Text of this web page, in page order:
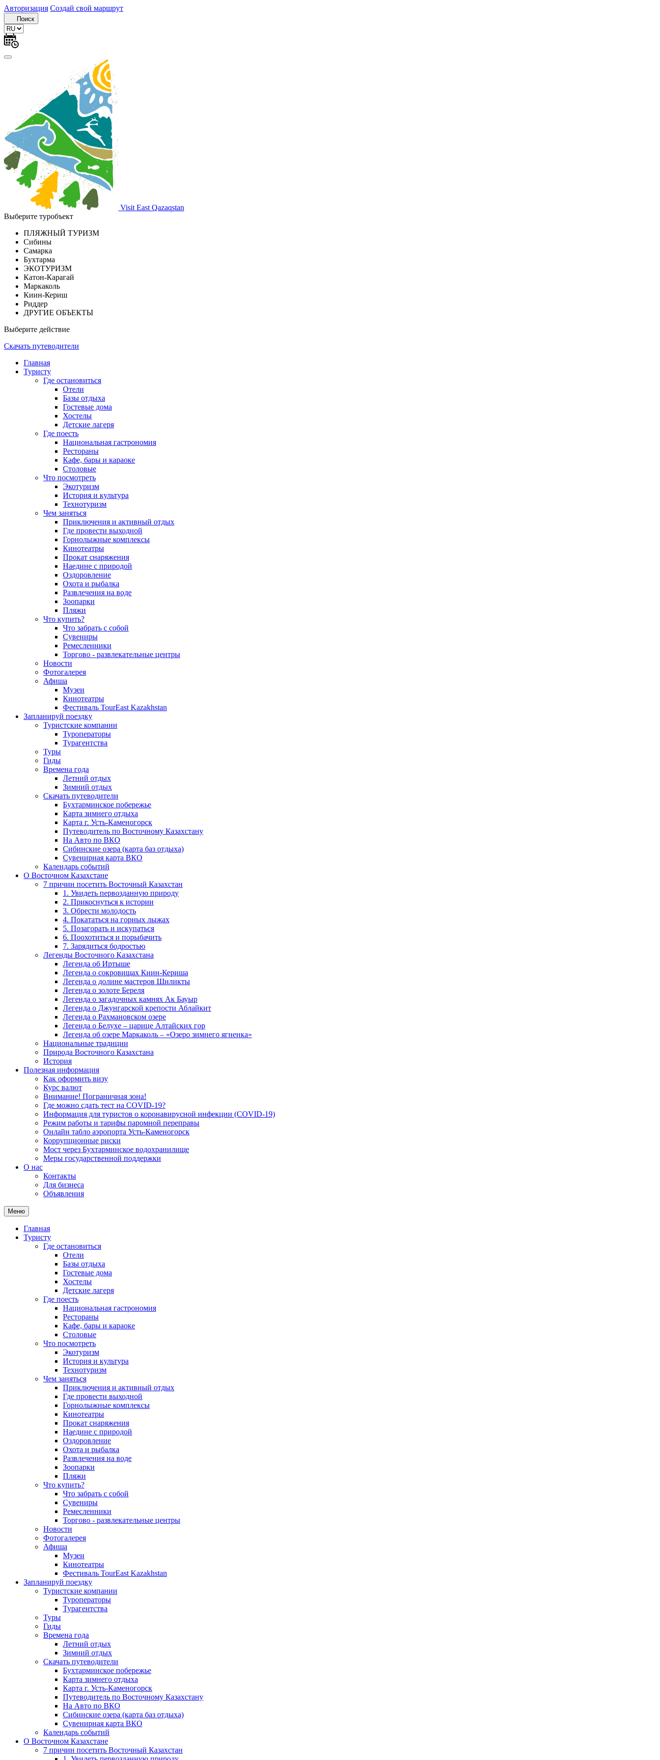
Авторизация Создай свой маршрут
Поиск
Visit East Qazaqstan
Выберите туробъект
ПЛЯЖНЫЙ ТУРИЗМ
Сибины
Самарка
Бухтарма
ЭКОТУРИЗМ
Катон-Карагай
Маркаколь
Киин-Кериш
Риддер
ДРУГИЕ ОБЪЕКТЫ
Выберите действие
Скачать путеводители
Главная
Туристу
Где остановиться
Отели
Базы отдыха
Гостевые дома
Хостелы
Детские лагеря
Где поесть
Национальная гастрономия
Рестораны
Кафе, бары и караоке
Столовые
Что посмотреть
Экотуризм
История и культура
Технотуризм
Чем заняться
Приключения и активный отдых
Где провести выходной
Горнолыжные комплексы
Кинотеатры
Прокат снаряжения
Наедине с природой
Оздоровление
Охота и рыбалка
Развлечения на воде
Зоопарки
Пляжи
Что купить?
Что забрать с собой
Сувениры
Ремесленники
Торгово - развлекательные центры
Новости
Фотогалерея
Афиша
Музеи
Кинотеатры
Фестиваль TourEast Kazakhstan
Запланируй поездку
Туристские компании
Туроператоры
Турагентства
Туры
Гиды
Времена года
Летний отдых
Зимний отдых
Скачать путеводители
Бухтарминское побережье
Карта зимнего отдыха
Карта г. Усть-Каменогорск
Путеводитель по Восточному Казахстану
На Авто по ВКО
Сибинские озера (карта баз отдыха)
Сувенирная карта ВКО
Календарь событий
О Восточном Казахстане
7 причин посетить Восточный Казахстан
1. Увидеть первозданную природу
2. Прикоснуться к истории
3. Обрести молодость
4. Покататься на горных лыжах
5. Позагорать и искупаться
6. Поохотиться и порыбачить
7. Зарядиться бодростью
Легенды Восточного Казахстана
Легенда об Иртыше
Легенда о сокровищах Киин-Кериша
Легенда о долине мастеров Шиликты
Легенда о золоте Береля
Легенда о загадочных камнях Ак Бауыр
Легенда о Джунгарской крепости Аблайкит
Легенда о Рахмановском озере
Легенда о Белухе – царице Алтайских гор
Легенда об озере Маркаколь – «Озеро зимнего ягненка»
Национальные традиции
Природа Восточного Казахстана
История
Полезная информация
Как оформить визу
Курс валют
Внимание! Пограничная зона!
Где можно сдать тест на COVID-19?
Информация для туристов о коронавирусной инфекции (COVID-19)
Режим работы и тарифы паромной переправы
Онлайн табло аэропорта Усть-Каменогорск
Коррупционные риски
Мост через Бухтарминское водохранилище
Меры государственной поддержки
О нас
Контакты
Для бизнеса
Объявления
Меню
Главная
Туристу
Где остановиться
Отели
Базы отдыха
Гостевые дома
Хостелы
Детские лагеря
Где поесть
Национальная гастрономия
Рестораны
Кафе, бары и караоке
Столовые
Что посмотреть
Экотуризм
История и культура
Технотуризм
Чем заняться
Приключения и активный отдых
Где провести выходной
Горнолыжные комплексы
Кинотеатры
Прокат снаряжения
Наедине с природой
Оздоровление
Охота и рыбалка
Развлечения на воде
Зоопарки
Пляжи
Что купить?
Что забрать с собой
Сувениры
Ремесленники
Торгово - развлекательные центры
Новости
Фотогалерея
Афиша
Музеи
Кинотеатры
Фестиваль TourEast Kazakhstan
Запланируй поездку
Туристские компании
Туроператоры
Турагентства
Туры
Гиды
Времена года
Летний отдых
Зимний отдых
Скачать путеводители
Бухтарминское побережье
Карта зимнего отдыха
Карта г. Усть-Каменогорск
Путеводитель по Восточному Казахстану
На Авто по ВКО
Сибинские озера (карта баз отдыха)
Сувенирная карта ВКО
Календарь событий
О Восточном Казахстане
7 причин посетить Восточный Казахстан